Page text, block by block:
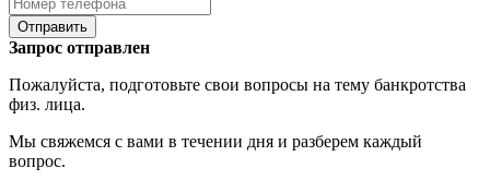
Отправить
Запрос отправлен
Пожалуйста, подготовьте свои вопросы на тему банкротства
физ. лица.
Мы свяжемся с вами в течении дня и разберем каждый
вопрос.